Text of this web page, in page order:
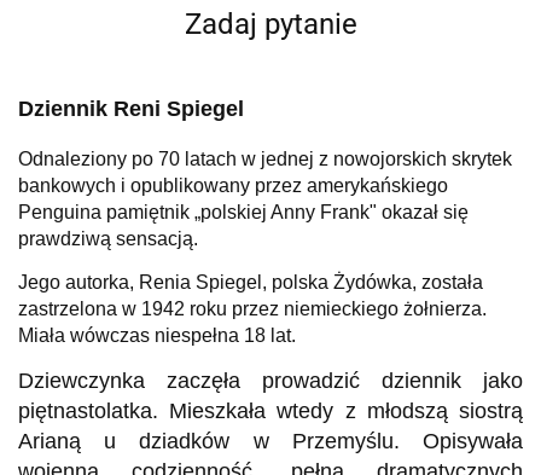
Zadaj pytanie
Dziennik Reni Spiegel
Odnaleziony po 70 latach w jednej z nowojorskich skrytek
bankowych i opublikowany przez amerykańskiego
Penguina pamiętnik „polskiej Anny Frank" okazał się
prawdziwą sensacją.
Jego autorka, Renia Spiegel, polska Żydówka, została
zastrzelona w 1942 roku przez niemieckiego żołnierza.
Miała wówczas niespełna 18 lat.
Dziewczynka zaczęła prowadzić dziennik jako
piętnastolatka. Mieszkała wtedy z młodszą siostrą
Arianą u dziadków w Przemyślu. Opisywała